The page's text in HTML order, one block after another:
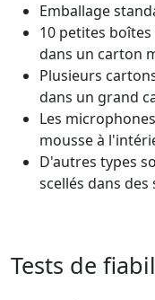
Emballage
10 petites
dans un carton
Plusieurs
dans un grand
Les
mousse à
D'autres types
scellés dans
Tests de